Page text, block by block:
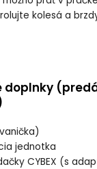
kolesá a
doplnky
jednotka
CYBEX (s